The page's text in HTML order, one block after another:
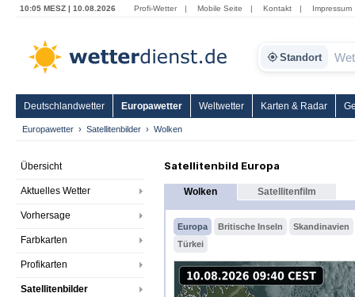
10:05 MESZ | 10.08.2026 Profi-Wetter | Mobile Seite | Kontakt | Impressum
Standort
Deutschlandwetter Europawetter Weltwetter Karten & Radar
Europawetter Satellitenbilder Wolken
Übersicht
Aktuelles Wetter
Vorhersage
Farbkarten
Profikarten
Satellitenbilder
Satellitenbild Europa
Wolken Satellitenfilm
Europa Britische Inseln
Skandinavien
Türkei